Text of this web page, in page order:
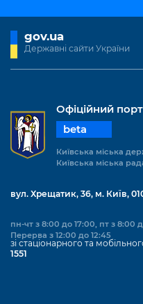
gov.ua
Державні сайти України
Офіційний
beta
Київська міська
Київська міська
вул. Хрещатик, 36, м. Київ,
пн-чт з 8:00 до 17:00, пт з 8:00
Перерва з 12:00 до 12:45
зі стаціонарного та
1551